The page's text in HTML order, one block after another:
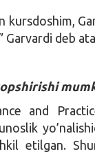
kursdoshim,
Garvardi deb
and
etilgan.